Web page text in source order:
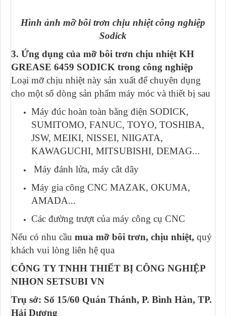
Hình ảnh mỡ bôi trơn chịu nhiệt công nghiệp
Sodick
3. Ứng dụng của mỡ bôi trơn chịu nhiệt KH
GREASE 6459 SODICK trong công nghiệp
Loại mỡ chịu nhiệt này sản xuất để chuyên dụng
cho một số dòng sản phẩm máy móc và thiết bị sau
Máy đúc hoàn toàn bằng điện SODICK,
SUMITOMO, FANUC, TOYO, TOSHIBA,
JSW, MEIKI, NISSEI, NIIGATA,
KAWAGUCHI, MITSUBISHI, DEMAG...
Máy đánh lửa, máy cắt dây
Máy gia công CNC MAZAK, OKUMA,
AMADA...
Các đường trượt của máy công cụ CNC
Nếu có nhu cầu mua mỡ bôi trơn, chịu nhiệt, quý
khách vui lòng liên hệ qua
CÔNG TY TNHH THIẾT BỊ CÔNG NGHIỆP
NIHON SETSUBI VN
Trụ sở: Số 15/60 Quán Thánh, P. Bình Hàn, TP.
Hải Dương